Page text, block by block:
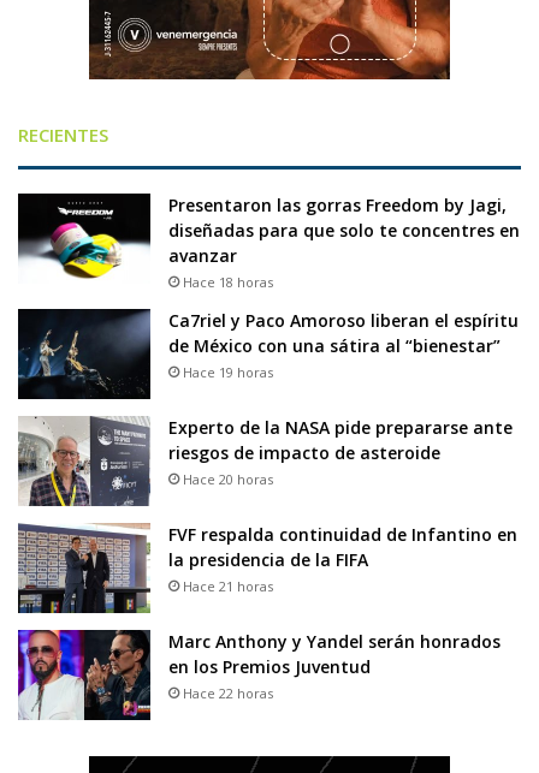
RECIENTES
Presentaron las gorras Freedom by Jagi,
diseñadas para que solo te concentres en
avanzar
Hace 18 horas
Ca7riel y Paco Amoroso liberan el espíritu
de México con una sátira al “bienestar”
Hace 19 horas
Experto de la NASA pide prepararse ante
riesgos de impacto de asteroide
Hace 20 horas
FVF respalda continuidad de Infantino en
la presidencia de la FIFA
Hace 21 horas
Marc Anthony y Yandel serán honrados
en los Premios Juventud
Hace 22 horas